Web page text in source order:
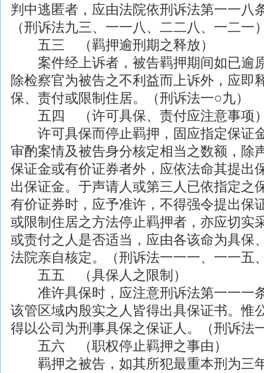
判中逃匿者，应由法院依刑诉法第一一八
（刑诉法九三、一一八、二二八、一二一
五三 （羁押逾刑期之释放）
案件经上诉者，被告羁押期间如已逾
除检察官为被告之不利益而上诉外，应即
保、责付或限制住居。（刑诉法一○九）
五四 （许可具保、责付应注意事项
许可具保而停止羁押，固应指定保证
审酌案情及被告身分核定相当之数额，除
保证金或有价证券者外，应依法命其提出
出保证金。于声请人或第三人已依指定之
有价证券时，应予准许，不得强令提出保
或限制住居之方法停止羁押者，亦应切实
或责付之人是否适当，应由各该命为具保
法院亲自核定。（刑诉法一一一、一一五
五五 （具保人之限制）
准许具保时，应注意刑诉法第一一一
该管区域内殷实之人皆得出具保证书。惟
得以公司 为刑事具保之保证人。（刑诉法
五六 （职权停止羁押之事由）
羁押之被告，如其所犯最重本刑为三